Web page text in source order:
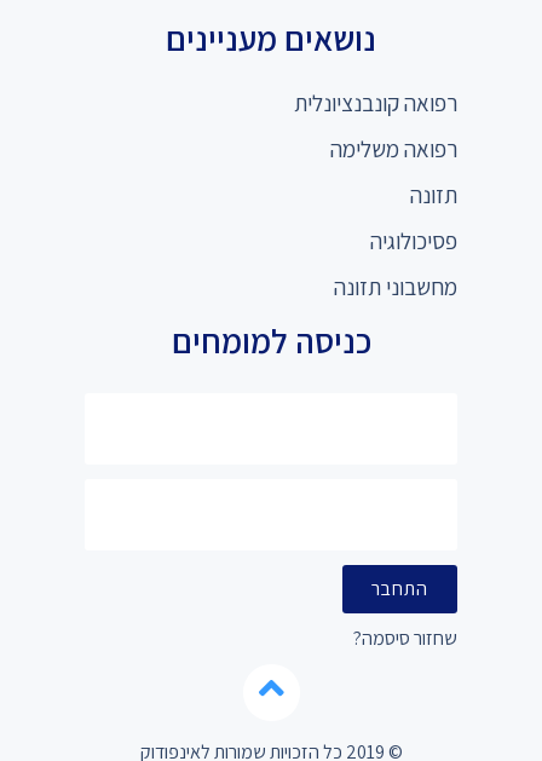
נושאים מעניינים
רפואה קונבנציונלית
רפואה משלימה
תזונה
פסיכולוגיה
מחשבוני תזונה
כניסה למומחים
התחבר
שחזור סיסמה?
© 2019 כל הזכויות שמורות לאינפודוק